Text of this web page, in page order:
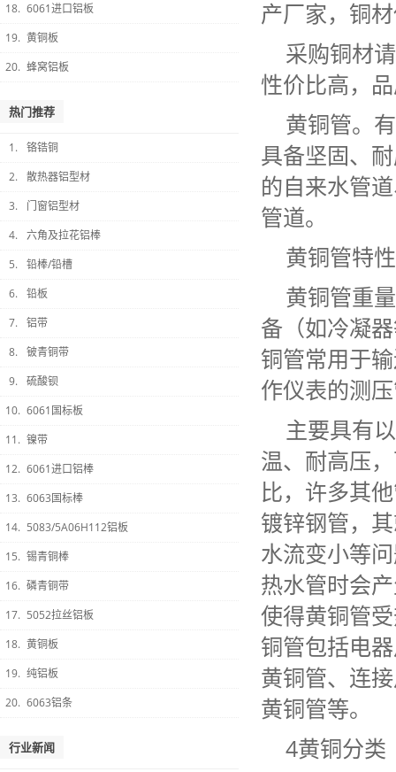
18. 6061进口铝板
19. 黄铜板
20. 蜂窝铝板
热门推荐
1. 铬锆铜
2. 散热器铝型材
3.
门窗铝型材
4. 六角及拉花铝棒
5. 铅棒/铅槽
6. 铅板
7. 铝带
8. 铍青铜带
9. 硫酸钡
10. 6061国标板
11. 镍带
12. 6061进口铝棒
13. 6063国标棒
14. 5083/5A06H112铝板
15. 锡青铜棒
16. 磷青铜带
17. 5052拉丝铝板
18. 黄铜板
19. 纯铝板
20. 6063铝条
行业新闻
产厂家，铜
采购铜材
性价比高，
黄铜管。
具备坚固、
的自来水管
管道。
黄铜管特性
黄铜管重
备（如冷凝
铜管常用于
作仪表的测
主要具有
温、耐高压
比，许多其
镀锌钢管，
水流变小等
热水管时会
使得黄铜管
铜管包括电
黄铜管、连
黄铜管等。
4黄铜分类